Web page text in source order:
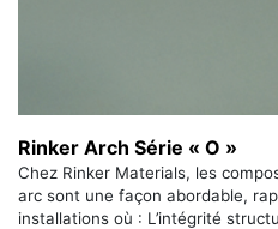
Rinker Arch Série « O »
Chez Rinker Materials, les
arc sont une façon abordable,
installations où : L’intégrité